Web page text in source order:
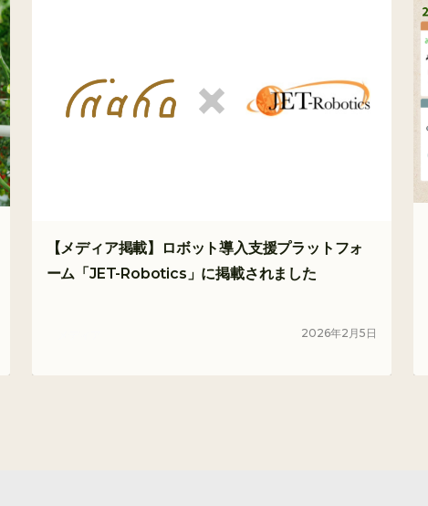
【メディア掲載】ロボット導入支援プラットフォ
ーム「JET-Robotics」に掲載されました
2026年2 月5 日